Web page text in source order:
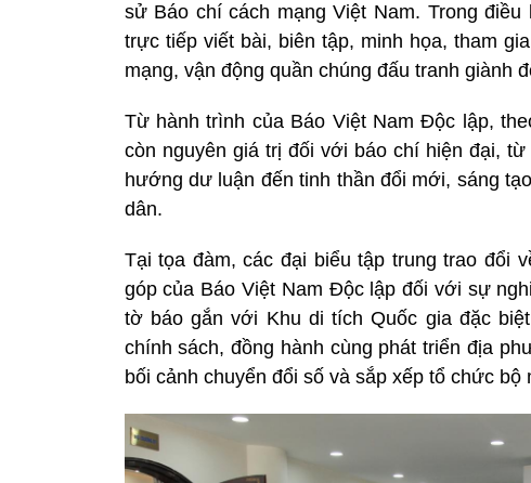
sử Báo chí cách mạng Việt Nam. Trong
trực tiếp viết bài, biên tập, minh họa, tham
mạng, vận động quần chúng đấu tranh giành
Từ hành trình của Báo Việt Nam Độc lập,
còn nguyên giá trị đối với báo chí hiện đại,
hướng dư luận đến tinh thần đổi mới, sáng
dân.
Tại tọa đàm, các đại biểu tập trung trao đổi
góp của Báo Việt Nam Độc lập đối với sự
tờ báo gắn với Khu di tích Quốc gia đặc
chính sách, đồng hành cùng phát triển địa
bối cảnh chuyển đổi số và sắp xếp tổ chức bộ